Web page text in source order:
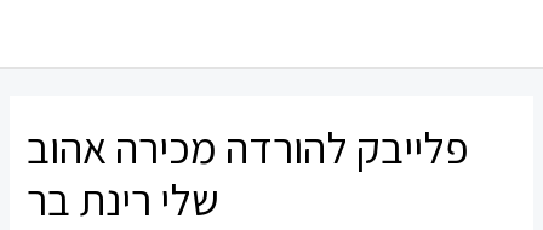
פלייבק להורדה מכירה אהוב
שלי רינת בר